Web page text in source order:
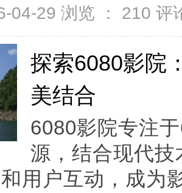
04-29 浏览 ： 210 评
探索6080影院
美结合
6080影院专注
源，结合现代
用户互动，成为